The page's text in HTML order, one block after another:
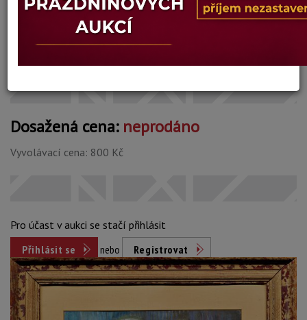
Šířka: 46,5 cm, výška: 30,5 cm, rámování: 40 x 56 cm
Dosažená cena: neprodáno
Vyvolávací cena: 800 Kč
Pro účast v aukci se stačí přihlásit
Přihlásit se
nebo Registrovat